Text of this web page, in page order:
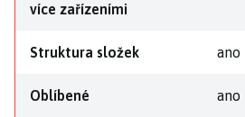
více zařízeními
Struktura složek ano
Oblíbené ano